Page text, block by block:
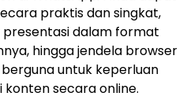
praktis dan singkat,
dalam format
hingga jendela browser
untuk keperluan
secara online.